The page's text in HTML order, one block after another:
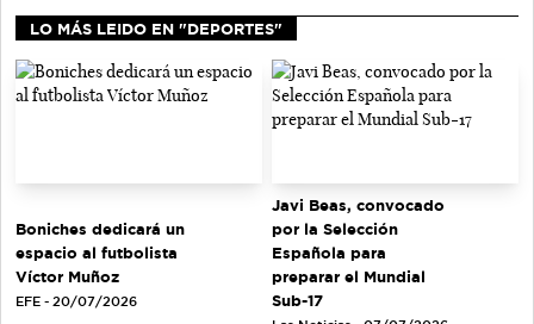
LO MÁS LEIDO EN "DEPORTES"
Boniches dedicará un
espacio al futbolista
Víctor Muñoz
EFE - 20/07/2026
Javi Beas, convocado
por la Selección
Española para
preparar el Mundial
Sub-17